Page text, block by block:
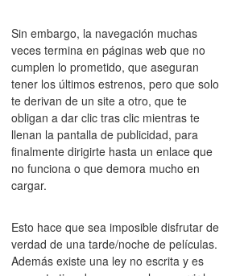
Sin embargo, la navegación muchas
veces termina en páginas web que no
cumplen lo prometido, que aseguran
tener los últimos estrenos, pero que solo
te derivan de un site a otro, que te
obligan a dar clic tras clic mientras te
llenan la pantalla de publicidad, para
finalmente dirigirte hasta un enlace que
no funciona o que demora mucho en
cargar.
Esto hace que sea imposible disfrutar de
verdad de una tarde/noche de películas.
Además existe una ley no escrita y es